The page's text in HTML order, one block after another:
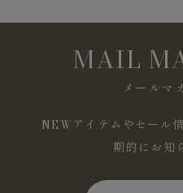
MAIL
メールマ
NEWアイテムやセール
期的にお知